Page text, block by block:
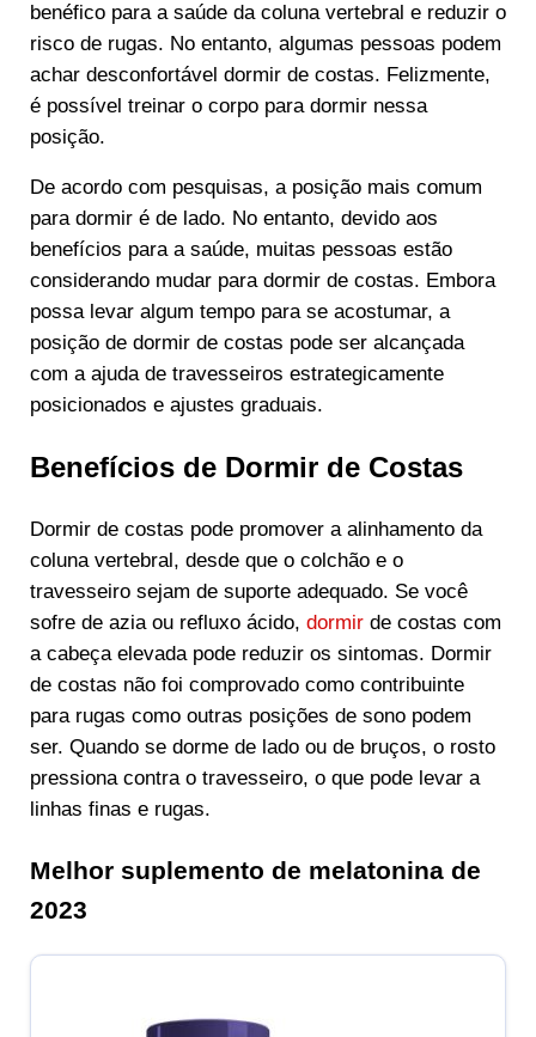
benéfico para a saúde da coluna vertebral e reduzir o
risco de rugas. No entanto, algumas pessoas podem
achar desconfortável dormir de costas. Felizmente,
é possível treinar o corpo para dormir nessa
posição.
De acordo com pesquisas, a posição mais comum
para dormir é de lado. No entanto, devido aos
benefícios para a saúde, muitas pessoas estão
considerando mudar para dormir de costas. Embora
possa levar algum tempo para se acostumar, a
posição de dormir de costas pode ser alcançada
com a ajuda de travesseiros estrategicamente
posicionados e ajustes graduais.
Benefícios de Dormir de Costas
Dormir de costas pode promover a alinhamento da
coluna vertebral, desde que o colchão e o
travesseiro sejam de suporte adequado. Se você
sofre de azia ou refluxo ácido, dormirde costas com
a cabeça elevada pode reduzir os sintomas. Dormir
de costas não foi comprovado como contribuinte
para rugas como outras posições de sono podem
ser. Quando se dorme de lado ou de bruços, o rosto
pressiona contra o travesseiro, o que pode levar a
linhas finas e rugas.
Melhor suplemento de melatonina de
2023